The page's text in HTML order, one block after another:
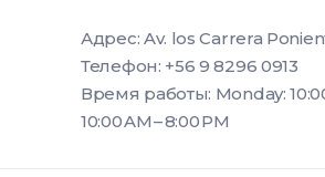
Адрес: Av. los Carrera
Телефон: +56 9 8296 0913
Время работы: Monday:
10:00 AM – 8:00 PM